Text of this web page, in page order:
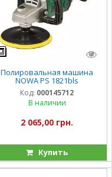
Полировальная машина
NOWA PS 1821bls
Код: 000145712
В наличии
2 065,00 грн.
Купить